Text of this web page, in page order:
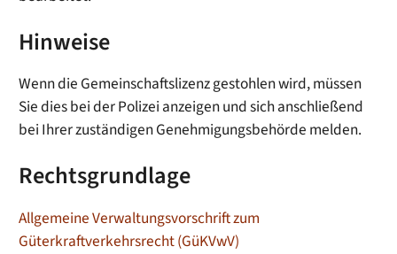
Hinweise
Wenn die Gemeinschaftslizenz gestohlen wird, müssen
Sie dies bei der Polizei anzeigen und sich anschließend
bei Ihrer zuständigen Genehmigungsbehörde melden.
Rechtsgrundlage
Allgemeine Verwaltungsvorschrift zum
Güterkraftverkehrsrecht (GüKVwV)